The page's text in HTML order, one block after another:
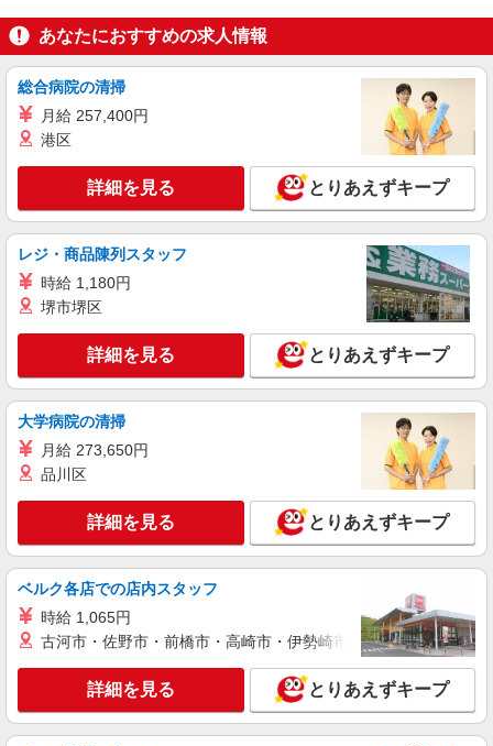
西大宮
キープ 詳細を見る
職業紹介
株式会社kotrio /●SW-S-2022677
西大宮駅チカ≫医療現場で専門スキルを磨く看
護助手！未経験歓迎
時給1550円〜2312円 ＜交通費全支給(ガソリ
ン代含む)＞
西大宮
詳細を見る
株式会社トラストグロース 新宿本社 第3営業部
特別養護老人ホームでの看護師
時給：准看護師2100円〜/看護師2200円〜 ※資
格や経験などによる
キープ 詳細を見る
職業紹介
西大宮駅★未経験から高時給1550円〜★病院
の看護助手
時給1550円〜2312円 ＜交通費全支給(ガソリ
ン代含む)＞
西大宮
あなたにおすすめの求人情報
総合病院の清掃
月給 257,400円
港区
詳細を見る とりあえずキープ
レジ・商品陳列スタッフ
時給 1,180円
堺市堺区
詳細を見る とりあえずキープ
大学病院の清掃
月給 273,650円
品川区
詳細を見る とりあえずキープ
ベルク各店での店内スタッフ
時給 1,065円
古河市・佐野市・前橋市・高崎市・伊勢崎市・太田市・館林市
詳細を見る とりあえずキープ